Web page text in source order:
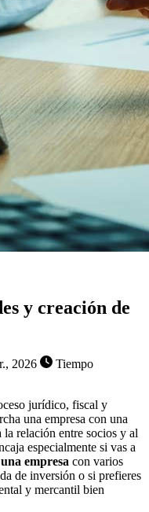
y creación de
2026
Tiempo
jurídico, fiscal y
una empresa con una
relación entre socios y al
especialmente si vas a
empresa con varios
de inversión o si prefieres
y mercantil bien